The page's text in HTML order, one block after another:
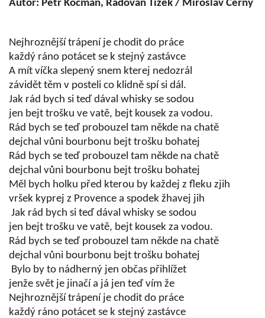
Autor: Petr Kocman, Radovan Tížek / Miroslav Černý
Nejhroznější trápení je chodit do práce
každý ráno potácet se k stejný zastávce
A mít víčka slepený snem kterej nedozrál
závidět těm v posteli co klidně spí si dál.
Jak rád bych si teď dával whisky se sodou
jen bejt trošku ve vatě, bejt kousek za vodou.
Rád bych se teď probouzel tam někde na chatě
dejchal vůni bourbonu bejt trošku bohatej
Rád bych se teď probouzel tam někde na chatě
dejchal vůni bourbonu bejt trošku bohatej
Měl bych holku před kterou by každej z fleku zjih
vršek kyprej z Provence a spodek žhavej jih
Jak rád bych si teď dával whisky se sodou
jen bejt trošku ve vatě, bejt kousek za vodou.
Rád bych se teď probouzel tam někde na chatě
dejchal vůni bourbonu bejt trošku bohatej
Bylo by to nádherný jen občas přihlížet
jenže svět je jinačí a já jen teď vím že
Nejhroznější trápení je chodit do práce
každý ráno potácet se k stejný zastávce